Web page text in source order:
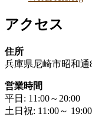
アクセス
住所
兵庫県尼崎市昭和通
営業時間
平日: 11:00～20:00
土日祝: 11:00～ 19:00